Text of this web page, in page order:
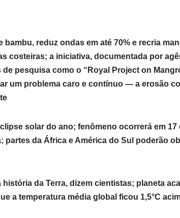
reduz ondas em até 70% e recria
costeiras; a iniciativa, documentada por
pesquisa como o “Royal Project on
um problema caro e contínuo — a erosão
solar do ano; fenômeno ocorrerá em 17
partes da África e América do Sul poderão
da Terra, dizem cientistas; planeta
a temperatura média global ficou 1,5°C